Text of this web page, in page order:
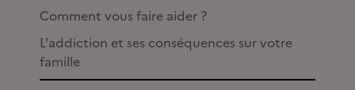
Comment vous faire aider ?
L'addiction et ses conséquences sur votre
famille